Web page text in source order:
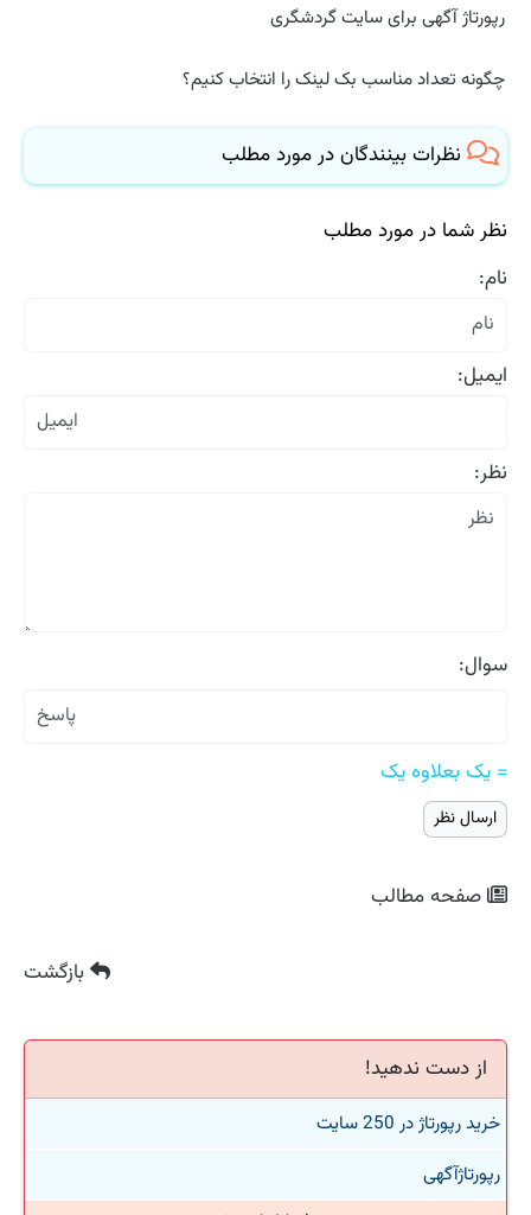
رپورتاژ آگهی برای سایت گردشگری
چگونه تعداد مناسب بک لینک را انتخاب کنیم؟
نظرات بینندگان در مورد مطلب
نظر شما در مورد مطلب
نام:
ایمیل:
نظر:
سوال:
= یک بعلاوه یک
صفحه مطالب
بازگشت
از دست ندهید!
خرید رپورتاژ در 250 سایت
رپورتاژآگهی